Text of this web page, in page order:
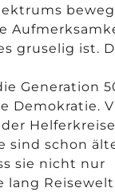
gruselig ist.
Generation
Demokratie.
sind schon
sie nicht nur
lang